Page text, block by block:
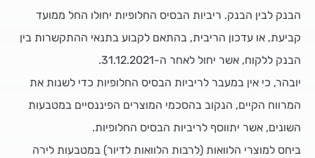
הבנק לבין הבנק. ריביות הבסיס החלופיות יחולו החל ממועד
קביעת, או עדכון הריבית, בהתאם לקבוע בתנאי ההתקשרות בין
הבנק ללקוח, אשר יחול לאחר ה-31.12.2021.
יובהר, כי אין במעבר לריביות הבסיס החלופיות כדי לשנות את
המרווח הקיים, הנקוב בהסכמי המוצרים הפיננסיים במטבעות
השונים, אשר יתווסף לריביות הבסיס החלופיות.
ביחס למוצרי הלוואות (לרבות הלוואות לדיור) במטבעות לירה